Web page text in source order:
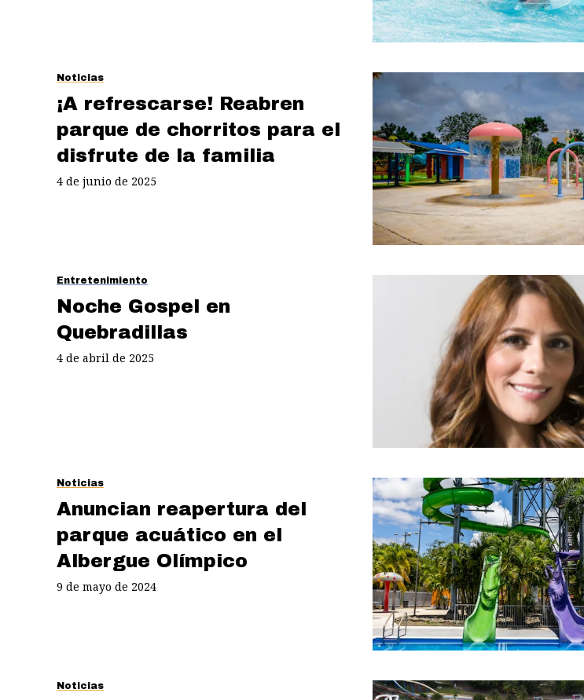
Noticias
¡A refrescarse! Reabren
parque de chorritos para el
disfrute de la familia
4 de junio de 2025
Entretenimiento
Noche Gospel en
Quebradillas
4 de abril de 2025
Noticias
Anuncian reapertura del
parque acuático en el
Albergue Olímpico
9 de mayo de 2024
Noticias